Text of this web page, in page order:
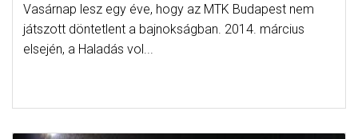
Vasárnap lesz egy éve, hogy az MTK Budapest nem
játszott döntetlent a bajnokságban. 2014. március
elsején, a Haladás vol...